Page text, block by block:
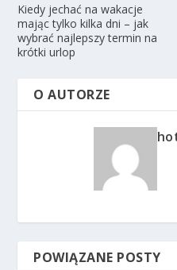
Kiedy jechać na wakacje
mając tylko kilka dni – jak
wybrać najlepszy termin na
krótki urlop
O AUTORZE
POWIĄZANE POSTY